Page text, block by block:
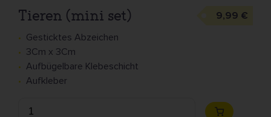
Tieren (mini set)
9,99 €
Gesticktes Abzeichen
3Cm x 3Cm
Aufbügelbare Klebeschicht
Aufkleber
Anzahl